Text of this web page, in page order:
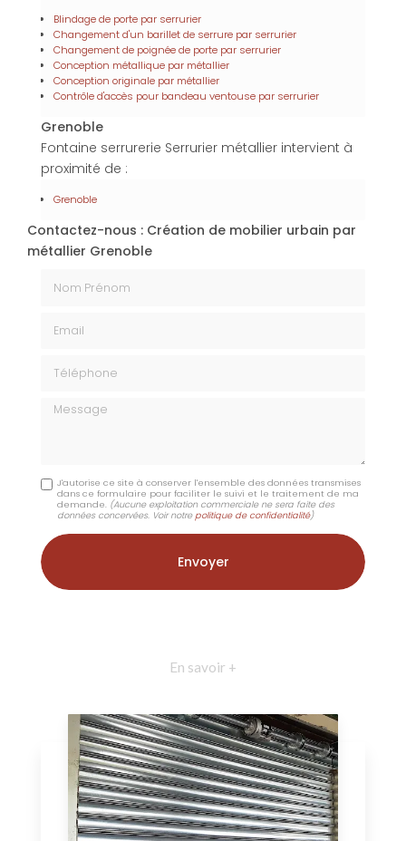
Blindage de porte par serrurier
Changement d'un barillet de serrure par serrurier
Changement de poignée de porte par serrurier
Conception métallique par métallier
Conception originale par métallier
Contrôle d'accès pour bandeau ventouse par serrurier
Grenoble
Fontaine serrurerie Serrurier métallier intervient à
proximité de :
Grenoble
Contactez-nous : Création de mobilier urbain par
métallier Grenoble
Nom Prénom
Téléphone
Message
J'autorise ce site à conserver l'ensemble des données transmises
dans ce formulaire pour faciliter le suivi et le traitement de ma
demande. (Aucune exploitation commerciale ne sera faite des
données concervées. Voir notrepolitique de confidentialité)
En savoir +